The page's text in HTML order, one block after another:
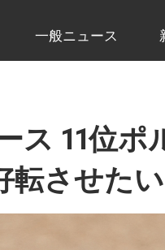
イ
ニ
ュ
一般ニュース
ス 11位ポ
転させたい